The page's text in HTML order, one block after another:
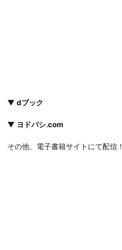
▼ dブック
▼ ヨドバシ.com
その他、電子書籍サイトにて配信！